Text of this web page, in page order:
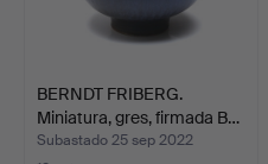
BERNDT FRIBERG.
Miniatura, gres, firmada B…
Subastado 25 sep 2022